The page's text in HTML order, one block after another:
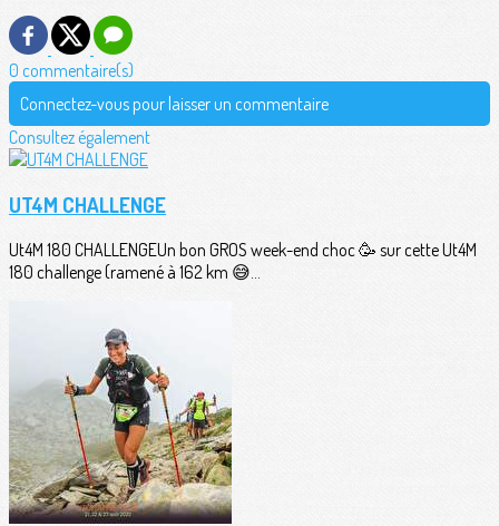
0 commentaire(s)
Connectez-vous pour laisser un commentaire
Consultez également
UT4M CHALLENGE
Ut4M 180 CHALLENGEUn bon GROS week-end choc 🥳 sur cette Ut4M
180 challenge (ramené à 162 km 😅...